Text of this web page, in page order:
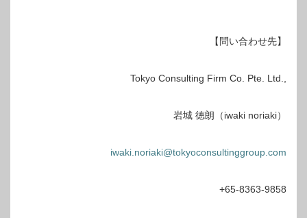
【問い合わせ先】
Tokyo Consulting Firm Co. Pte. Ltd.,
岩城 徳朗（iwaki noriaki）
iwaki.noriaki@tokyoconsultinggroup.com
+65-8363-9858